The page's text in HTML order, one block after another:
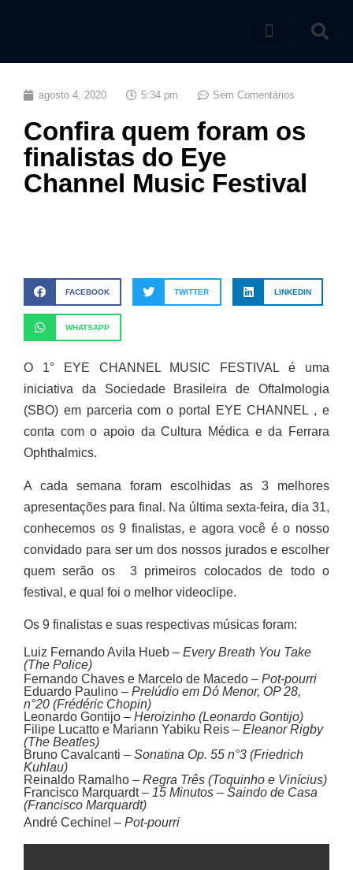
agosto 4, 2020 5:34 pm Sem Comentários
Confira quem foram os
finalistas do Eye
Channel Music Festival
FACEBOOK TWITTER LINKEDIN
WHATSAPP
O 1° EYE CHANNEL MUSIC FESTIVAL é uma
iniciativa da Sociedade Brasileira de Oftalmologia
(SBO) em parceria com o portal EYE CHANNEL , e
conta com o apoio da Cultura Médica e da Ferrara
Ophthalmics.
A cada semana foram escolhidas as 3 melhores
apresentações para final. Na última sexta-feira, dia 31,
conhecemos os 9 finalistas, e agora você é o nosso
convidado para ser um dos nossos jurados e escolher
quem serão os 3 primeiros colocados de todo o
festival, e qual foi o melhor videoclipe.
Os 9 finalistas e suas respectivas músicas foram:
Luiz Fernando Avila Hueb – Every Breath You Take
(The Police)
Fernando Chaves e Marcelo de Macedo – Pot-pourri
Eduardo Paulino – Prelúdio em Dó Menor, OP 28,
n°20 (Frédéric Chopin)
Leonardo Gontijo – Heroizinho (Leonardo Gontijo)
Filipe Lucatto e Mariann Yabiku Reis – Eleanor Rigby
(The Beatles)
Bruno Cavalcanti – Sonatina Op. 55 n°3 (Friedrich
Kuhlau)
Reinaldo Ramalho – Regra Três (Toquinho e Vinícius)
Francisco Marquardt – 15 Minutos – Saindo de Casa
(Francisco Marquardt)
André Cechinel – Pot-pourri